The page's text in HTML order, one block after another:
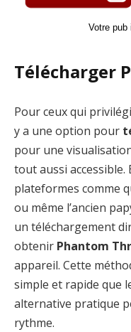
Votre pub
Télécharger
Pour ceux qui
y a une option pour
pour une
tout aussi accessible.
plateformes comme
ou même l’ancien
un téléchargement
obtenir Phantom
appareil. Cette
simple et rapide que
alternative pratique
rythme.